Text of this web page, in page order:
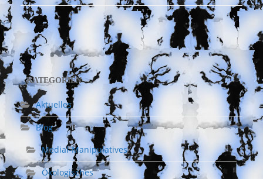
KATEGORIEN
Aktuelles
Blog
Medial-Manipulatives
Ökologisches